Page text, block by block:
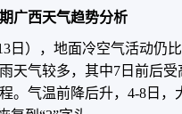
广西天气趋势分析
日），地面冷空气活动仍
天气较多，其中7日前后
。气温前降后升，4-8日